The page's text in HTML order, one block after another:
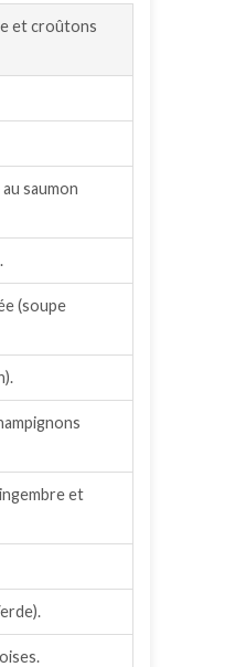
et croûtons
saumon
(soupe
et